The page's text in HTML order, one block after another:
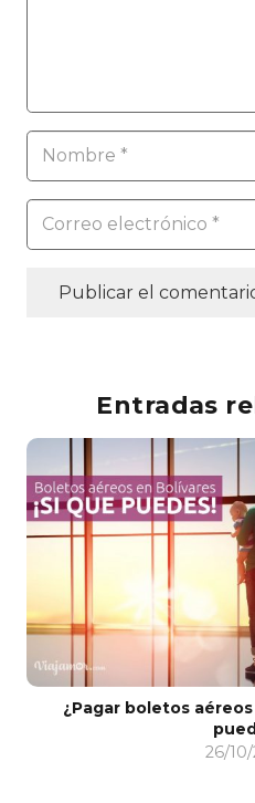
Publicar el
Entradas
¿Pagar boletos
26/